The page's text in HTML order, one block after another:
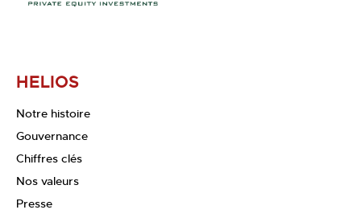
HELIOS
Notre histoire
Gouvernance
Chiffres clés
Nos valeurs
Presse